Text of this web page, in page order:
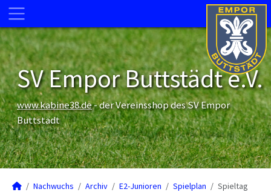
SV Empor Buttstädt e.V.
www.kabine38.de- der Vereinsshop des SV Empor
Buttstädt
Nachwuchs Archiv E2-Junioren Spielplan Spieltag